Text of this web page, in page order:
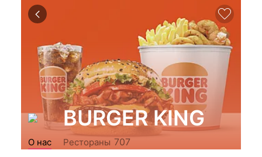
BURGER KING
О нас Рестораны 707